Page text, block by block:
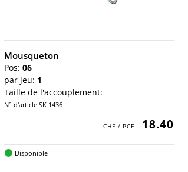
Mousqueton
Pos: 06
par jeu: 1
Taille de l'accouplement:
N° d'article SK 1436
18.40
Disponible